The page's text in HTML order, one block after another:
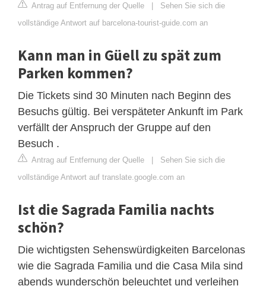
Antrag auf Entfernung der Quelle | Sehen Sie sich die
vollständige Antwort auf barcelona-tourist-guide.com an
Kann man in Güell zu spät zum
Parken kommen?
Die Tickets sind 30 Minuten nach Beginn des
Besuchs gültig. Bei verspäteter Ankunft im Park
verfällt der Anspruch der Gruppe auf den
Besuch .
Antrag auf Entfernung der Quelle | Sehen Sie sich die
vollständige Antwort auf translate.google.com an
Ist die Sagrada Familia nachts
schön?
Die wichtigsten Sehenswürdigkeiten Barcelonas
wie die Sagrada Familia und die Casa Mila sind
abends wunderschön beleuchtet und verleihen